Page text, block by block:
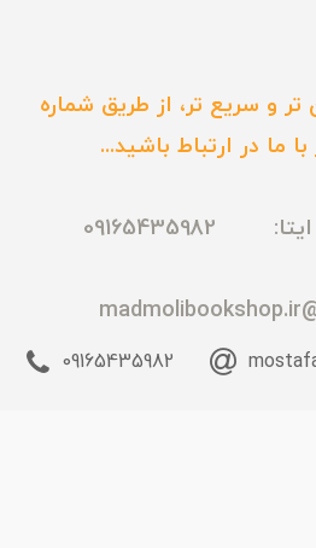
و سریع تر، از طریق شماره
ما در ارتباط باشید...
09165435982